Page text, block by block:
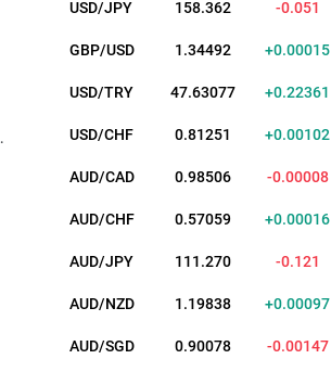
USD/JPY 158.368 -0.045
GBP/USD 1.34485 +0.00022
USD/TRY 47.63071 +0.22355
USD/CHF 0.81251 +0.00102
AUD/CAD 0.98502 -0.00012
AUD/CHF 0.57034 +0.00041
AUD/JPY 111.277 -0.114
AUD/NZD 1.19832 +0.00091
AUD/SGD 0.90110 -0.00115